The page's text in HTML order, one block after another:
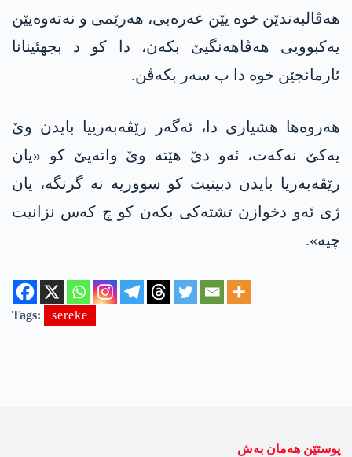
ھەڤالبەندێن خوە یێن عەرەبی، ھەرێمی و نەتەوەیێن
یەکبوویی ھەڤاھەنگیێ بکەن، دا کو د بجهئینانا
ئارمانجێن خوە دا ب سەر بکەڤن.
ھەروه‌ھا ھشیاری دا، ئەگەر رێڤەبەرییا بایدن وێ
یەکێ نەكه‌ت، ئەو دێ هێته‌ وێ واتەیێ کو «یان
رێڤەبەریا بایدن دبینیت کو سووریە نە گرنگە، یان
ژی ئەو دخوازن تشتەکی بکه‌ن کو چ کەس نزانیت
چیە».
Tags: sereke
پوستێن ھەمان بەش